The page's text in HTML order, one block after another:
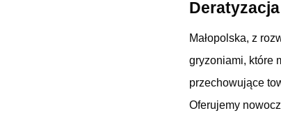
Małopolska, z
gryzoniami, które
przechowujące
Oferujemy